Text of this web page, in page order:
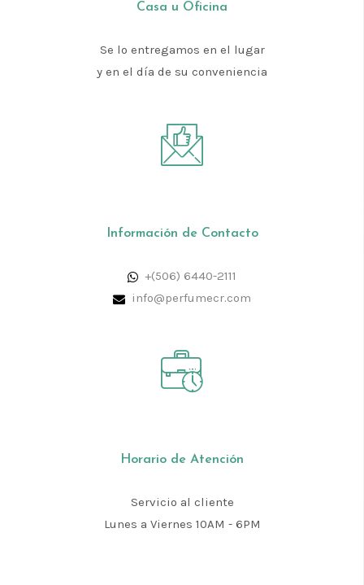
Casa u Oficina
Se lo entregamos en el lugar
y en el día de su conveniencia
Información de Contacto
+(506) 6440-2111
info@perfumecr.com
Horario de Atención
Servicio al cliente
Lunes a Viernes 10AM - 6PM